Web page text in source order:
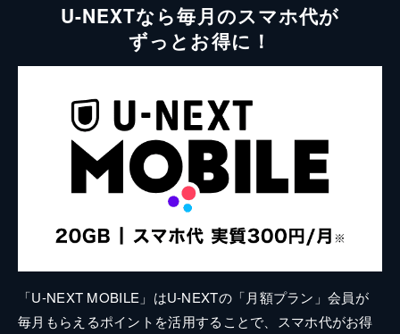
U-NEXTなら毎月のスマホ代が
ずっとお得に！
「U-NEXT MOBILE」はU-NEXTの「月額プラン」会員が
毎月もらえるポイントを活用することで、スマホ代がお得